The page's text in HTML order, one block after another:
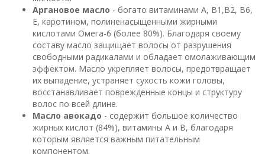
Аргановое масло - богато витаминами А, В1,В2, В6,
Е, каротином, полиненасыщенными жирными
кислотами Омега-6 (более 80%). Благодаря своему
составу масло защищает волосы от разрушения
свободными радикалами и обладает омолаживающим
эффектом. Масло укрепляет волосы, предотвращает
их выпадение, устраняет сухость кожи головы,
восстанавливает поврежденные концы и структуру
волос по всей длине.
Масло авокадо - содержит большое количество
жирных кислот (84%), витамины А и В, благодаря
которым является важным питательным
компонентом.